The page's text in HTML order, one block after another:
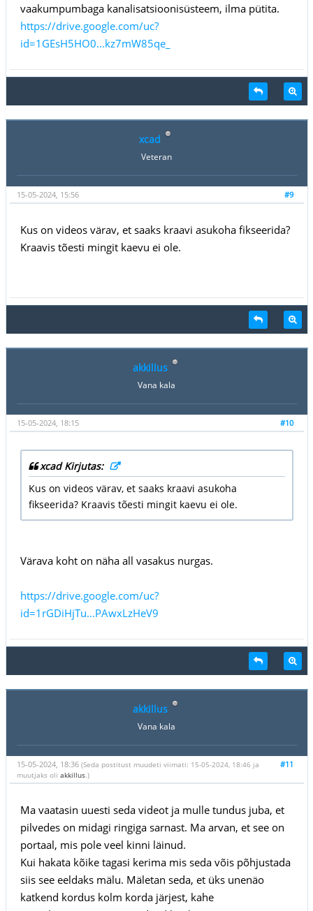
vaakumpumbaga kanalisatsioonisüsteem, ilma pütita.
https://drive.google.com/uc?
id=1GEsH5HO0...kz7mW85qe_
xcad
Veteran
#9
15-05-2024, 15:56
Kus on videos värav, et saaks kraavi asukoha fikseerida?
Kraavis tõesti mingit kaevu ei ole.
akkillus
Vana kala
#10
15-05-2024, 18:15
xcad Kirjutas:
Kus on videos värav, et saaks kraavi asukoha
fikseerida? Kraavis tõesti mingit kaevu ei ole.
Värava koht on näha all vasakus nurgas.
https://drive.google.com/uc?
id=1rGDiHjTu...PAwxLzHeV9
akkillus
Vana kala
#11
15-05-2024, 18:36 (Seda postitust muudeti viimati: 15-05-2024, 18:46 ja
muutjaks oli akkillus.)
Ma vaatasin uuesti seda videot ja mulle tundus juba, et
pilvedes on midagi ringiga sarnast. Ma arvan, et see on
portaal, mis pole veel kinni läinud.
Kui hakata kõike tagasi kerima mis seda võis põhjustada
siis see eeldaks mälu. Mäletan seda, et üks unenäo
katkend kordus kolm korda järjest, kahe